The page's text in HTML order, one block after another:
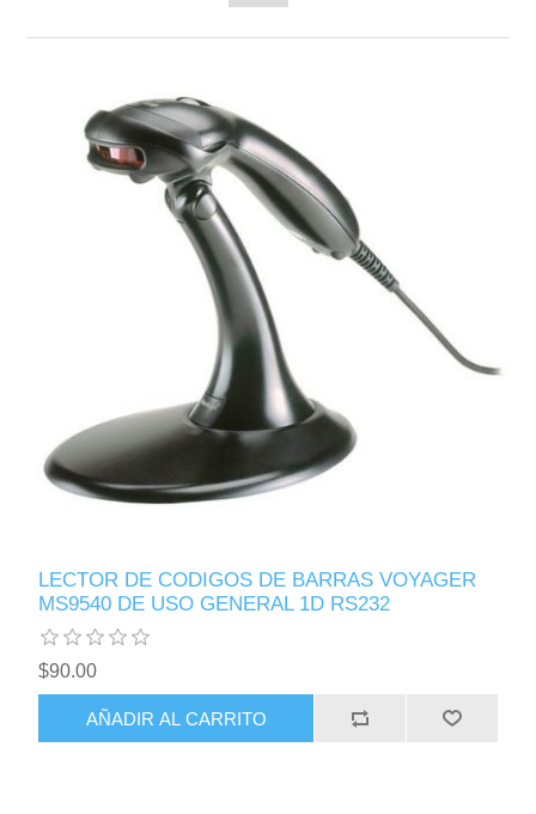
LECTOR DE CODIGOS DE BARRAS VOYAGER
MS9540 DE USO GENERAL 1D RS232
$90.00
AÑADIR AL CARRITO